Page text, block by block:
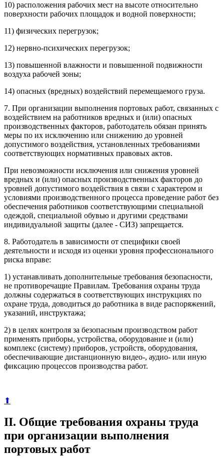
10) расположения рабочих мест на высоте относительно
поверхности рабочих площадок и водной поверхности;
11) физических перегрузок;
12) нервно-психических перегрузок;
13) повышенной влажности и повышенной подвижности
воздуха рабочей зоны;
14) опасных (вредных) воздействий перемещаемого груза.
7. При организации выполнения портовых работ, связанных с
воздействием на работников вредных и (или) опасных
производственных факторов, работодатель обязан принять
меры по их исключению или снижению до уровней
допустимого воздействия, установленных требованиями
соответствующих нормативных правовых актов.
При невозможности исключения или снижения уровней
вредных и (или) опасных производственных факторов до
уровней допустимого воздействия в связи с характером и
условиями производственного процесса проведение работ без
обеспечения работников соответствующими специальной
одеждой, специальной обувью и другими средствами
индивидуальной защиты (далее - СИЗ) запрещается.
8. Работодатель в зависимости от специфики своей
деятельности и исходя из оценки уровня профессионального
риска вправе:
1) устанавливать дополнительные требования безопасности,
не противоречащие Правилам. Требования охраны труда
должны содержаться в соответствующих инструкциях по
охране труда, доводиться до работника в виде распоряжений,
указаний, инструктажа;
2) в целях контроля за безопасным производством работ
применять приборы, устройства, оборудование и (или)
комплекс (систему) приборов, устройств, оборудования,
обеспечивающие дистанционную видео-, аудио- или иную
фиксацию процессов производства работ.
⬆
II. Общие требования охраны труда
при организации выполнения
портовых работ